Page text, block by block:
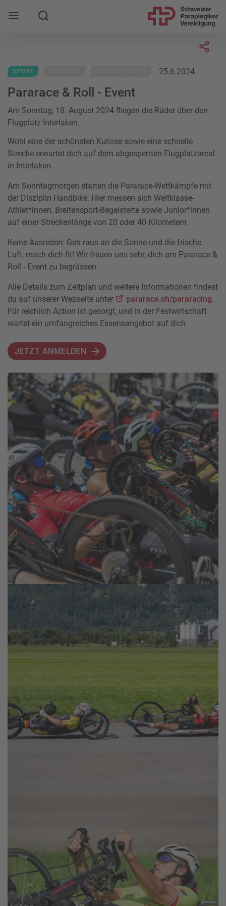
Mobile Navigation öffnen
Suche
SPORT 25.6.2024
Pararace & Roll - Event
Am Sonntag, 18. August 2024 fliegen die Räder über den
Flugplatz Interlaken.
Wohl eine der schönsten Kulisse sowie eine schnelle
Strecke erwartet dich auf dem abgesperrten Flugplatzareal
in Interlaken.
Am Sonntagmorgen starten die Pararace-Wettkämpfe mit
der Disziplin Handbike. Hier messen sich Weltklasse-
Athlet*innen, Breitensport-Begeisterte sowie Junior*innen
auf einer Streckenlänge von 20 oder 40 Kilometern.
Keine Ausreden: Geh raus an die Sonne und die frische
Luft, mach dich fit! Wir freuen uns sehr, dich am Pararace &
Roll - Event zu begrüssen.
Alle Details zum Zeitplan und weitere Informationen findest
du auf unserer Webseite unter
pararace.ch/pararacing.
Für reichlich Action ist gesorgt, und in der Festwirtschaft
wartet ein umfangreiches Essensangebot auf dich.
JETZT ANMELDEN